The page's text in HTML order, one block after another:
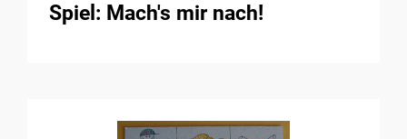
Spiel: Mach's mir nach!